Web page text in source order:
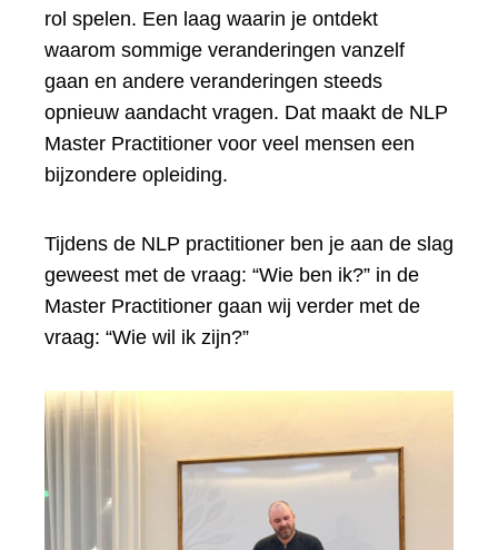
rol spelen. Een laag waarin je ontdekt
waarom sommige veranderingen vanzelf
gaan en andere veranderingen steeds
opnieuw aandacht vragen. Dat maakt de NLP
Master Practitioner voor veel mensen een
bijzondere opleiding.
Tijdens de NLP practitioner ben je aan de slag
geweest met de vraag: “Wie ben ik?” in de
Master Practitioner gaan wij verder met de
vraag: “Wie wil ik zijn?”